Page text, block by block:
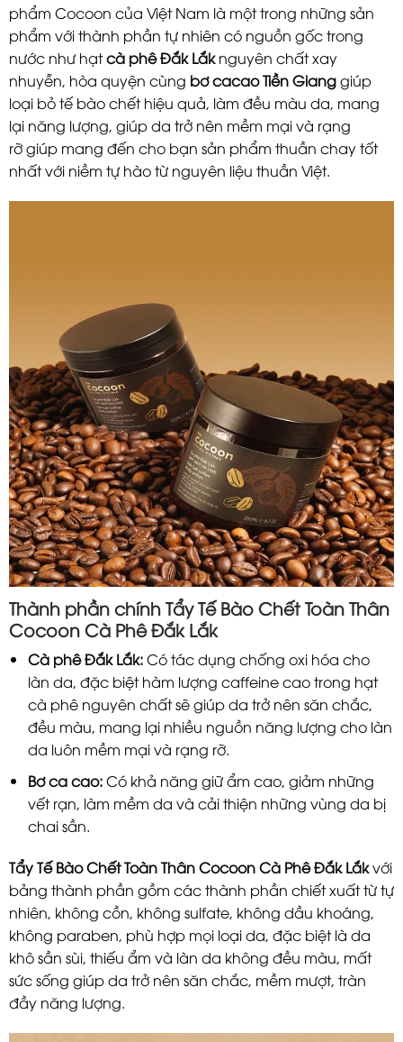
phẩm Cocoon của Việt Nam là một trong những sản
phẩm với thành phần tự nhiên có nguồn gốc trong
nước như hạtcà phê Đắk Lắknguyên chất xay
nhuyễn, hòa quyện cùng bơ cacao Tiền Gianggiúp
loại bỏ tế bào chết hiệu quả, làm đều màu da, mang
lại năng lượng, giúp da trở nên mềm mại và rạng
rỡ giúp mang đến cho bạn sản phẩm thuần chay tốt
nhất với niềm tự hào từ nguyên liệu thuần Việt.
Thành phần chính Tẩy Tế Bào Chết Toàn Thân
Cocoon Cà Phê Đắk Lắk
Cà phê Đắk Lắk:Có tác dụng chống oxi hóa cho
làn da, đặc biệt hàm lượng caffeine cao trong hạt
cà phê nguyên chất sẽ giúp da trở nên săn chắc,
đều màu, mang lại nhiều nguồn năng lượng cho làn
da luôn mềm mại và rạng rỡ.
Bơ ca cao:Có khả năng giữ ẩm cao, giảm những
vết rạn, làm mềm da và cải thiện những vùng da bị
chai sần.
Tẩy Tế Bào Chết Toàn Thân Cocoon Cà Phê Đắk Lắkvới
bảng thành phần gồm các thành phần chiết xuất từ tự
nhiên, không cồn, không sulfate, không dầu khoáng,
không paraben, phù hợp mọi loại da, đặc biệt là da
khô sần sùi, thiếu ẩm và làn da không đều màu, mất
sức sống giúp da trở nên săn chắc, mềm mượt, tràn
đầy năng lượng.